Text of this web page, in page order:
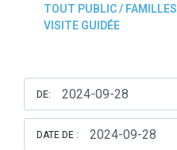
TOUT PUBLIC / FAMILLES
VISITE GUIDÉE
DE:
DATE DE :